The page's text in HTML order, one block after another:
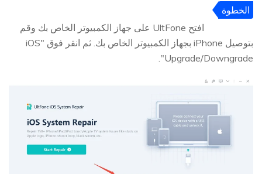
الخطوة
افتح UltFone على جهاز الكمبيوتر الخاص بك وقم
بتوصيل iPhone بجهاز الكمبيوتر الخاص بك. ثم انقر فوق "iOS
Upgrade/Downgrade".